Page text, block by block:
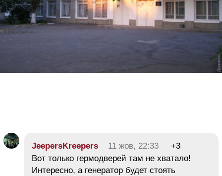
JeepersKreepers 11 жов, 22:33
+3
Вот только гермодверей там не хватало!
Интересно, а генератор будет стоять